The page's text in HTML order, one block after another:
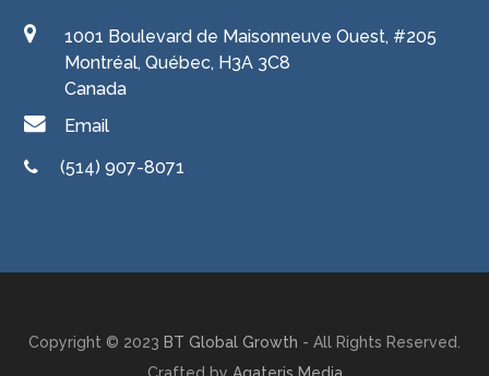
1001 Boulevard de Maisonneuve Ouest, #205
Montréal, Québec, H3A 3C8
Canada
Email
(514) 907-8071
Copyright © 2023 BT Global Growth - All Rights Reserved.
Crafted by Agateris Media